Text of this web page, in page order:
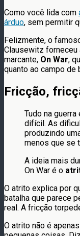
Como você lida com
árduo, sem permitir
Felizmente, o
Clausewitz forneceu
marcante, On War,
quanto ao campo de
Fricção,
Tudo na
difícil. As
produzindo
menos que se
A ideia mais
On War é o
O atrito explica por
batalha que parece
real. A fricção
O atrito não é